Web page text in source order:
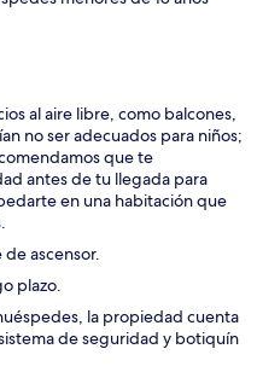
al aire libre, como balcones,
no ser adecuados para niños;
que te
antes de tu llegada para
en una habitación que
ascensor.
plazo.
la propiedad cuenta
de seguridad y botiquín